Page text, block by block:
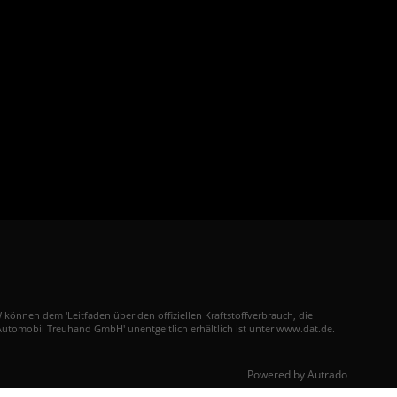
dem 'Leitfaden über den offiziellen Kraftstoffverbrauch, die
Treuhand GmbH' unentgeltlich erhältlich ist unter www.dat.de.
Powered by Autrado